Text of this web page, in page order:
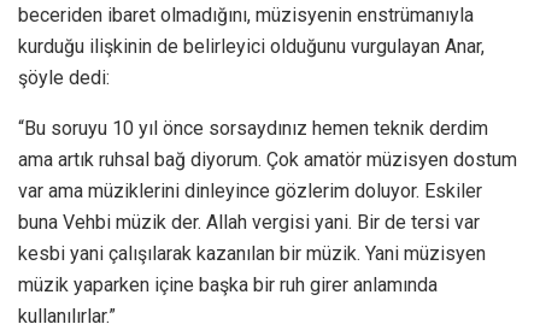
beceriden ibaret olmadığını, müzisyenin enstrümanıyla
kurduğu ilişkinin de belirleyici olduğunu vurgulayan Anar,
şöyle dedi:
“Bu soruyu 10 yıl önce sorsaydınız hemen teknik derdim
ama artık ruhsal bağ diyorum. Çok amatör müzisyen dostum
var ama müziklerini dinleyince gözlerim doluyor. Eskiler
buna Vehbi müzik der. Allah vergisi yani. Bir de tersi var
kesbi yani çalışılarak kazanılan bir müzik. Yani müzisyen
müzik yaparken içine başka bir ruh girer anlamında
kullanılırlar.”